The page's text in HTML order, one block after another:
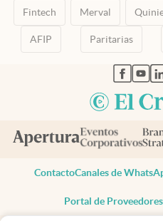
Fintech Merval
AFIP Paritarias
abre
ContactoCanales de
Portal de Proveedores